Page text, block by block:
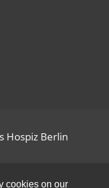
Hospiz Berlin
cookies on our